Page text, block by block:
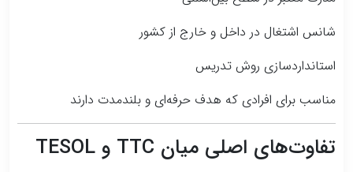
شانس اشتغال در داخل و خارج از کشور
استانداردسازی روش تدریس
مناسب برای افرادی که هدف حرفه‌ای و بلندمدت دارند
تفاوت‌های اصلی میان TTC و TESOL